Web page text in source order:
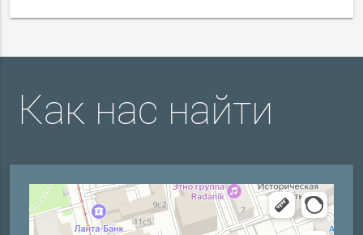
Как нас найти